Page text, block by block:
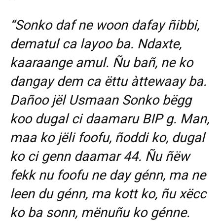
“Sonko daf ne woon dafay ñibbi,
dematul ca layoo ba. Ndaxte,
kaaraange amul. Ñu bañ, ne ko
dangay dem ca ëttu àttewaay ba.
Dañoo jël Usmaan Sonko bëgg
koo dugal ci daamaru BIP g. Man,
maa ko jëli foofu, ñoddi ko, dugal
ko ci genn daamar 44. Ñu ñëw
fekk nu foofu ne day génn, ma ne
leen du génn, ma kott ko, ñu xëcc
ko ba sonn, mënuñu ko génne.